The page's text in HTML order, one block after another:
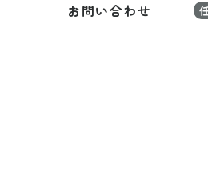
お問い合わせ